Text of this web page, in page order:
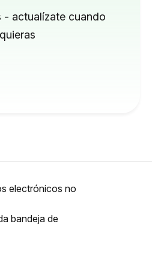
- actualízate cuando
quieras
electrónicos no
bandeja de